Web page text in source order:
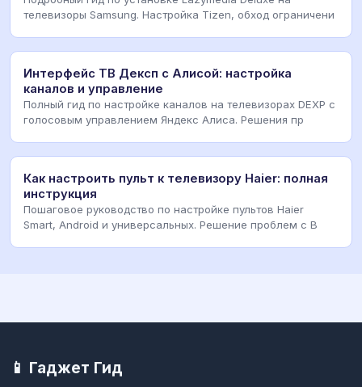
телевизоры Samsung. Настройка Tizen, обход ограничени
Интерфейс ТВ Дексп с Алисой: настройка
каналов и управление
Полный гид по настройке каналов на телевизорах DEXP с
голосовым управлением Яндекс Алиса. Решения пр
Как настроить пульт к телевизору Haier: полная
инструкция
Пошаговое руководство по настройке пультов Haier
Smart, Android и универсальных. Решение проблем с B
📱 Гаджет Гид